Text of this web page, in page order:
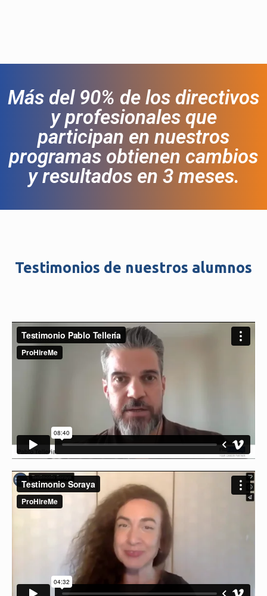
Más del 90% de los directivos
y profesionales que
participan en nuestros
programas obtienen cambios
y resultados en 3 meses.
Testimonios de nuestros alumnos